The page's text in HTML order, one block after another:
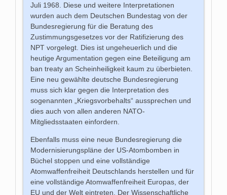
Juli 1968. Diese und weitere Interpretationen
wurden auch dem Deutschen Bundestag von der
Bundesregierung für die Beratung des
Zustimmungsgesetzes vor der Ratifizierung des
NPT vorgelegt. Dies ist ungeheuerlich und die
heutige Argumentation gegen eine Beteiligung am
ban treaty an Scheinheiligkeit kaum zu überbieten.
Eine neu gewählte deutsche Bundesregierung
muss sich klar gegen die Interpretation des
sogenannten „Kriegsvorbehalts“ aussprechen und
dies auch von allen anderen NATO-
Mitgliedsstaaten einfordern.
Ebenfalls muss eine neue Bundesregierung die
Modernisierungspläne der US-Atombomben in
Büchel stoppen und eine vollständige
Atomwaffenfreiheit Deutschlands herstellen und für
eine vollständige Atomwaffenfreiheit Europas, der
EU und der Welt eintreten. Der Wissenschaftliche